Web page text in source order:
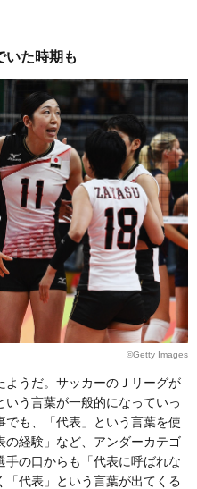
いた時期も
©Getty Images
うだ。サッカーのＪリーグが
う言葉が一般的になっていっ
も、「代表」という言葉を使
の経験」など、アンダーカテゴ
手の口からも「代表に呼ばれな
「代表」という言葉が出てくる